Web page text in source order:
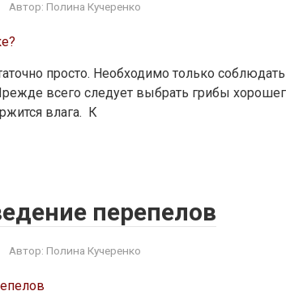
Автор: Полина Кучеренко
просто. Необходимо только
всего следует выбрать грибы
влага. К
перепелов
Автор: Полина Кучеренко